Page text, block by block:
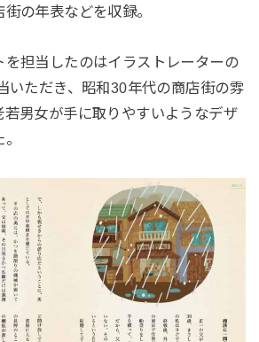
の年表などを収録。
を担当したのはイラストレーターの
いただき、昭和30年代の商店街の雰
若男女が手に取りやすいようなデザ